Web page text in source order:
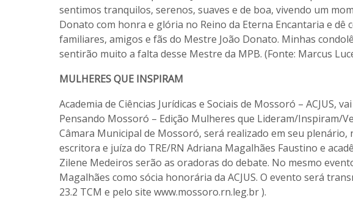
sentimos tranquilos, serenos, suaves e de boa, vivendo um
Donato com honra e glória no Reino da Eterna Encantaria e dê
familiares, amigos e fãs do Mestre João Donato. Minhas
sentirão muito a falta desse Mestre da MPB. (Fonte: Marcus
MULHERES QUE INSPIRAM
Academia de Ciências Jurídicas e Sociais de Mossoró – ACJUS,
Pensando Mossoró – Edição Mulheres que Lideram/Inspiram/
Câmara Municipal de Mossoró, será realizado em seu plenário,
escritora e juíza do TRE/RN Adriana Magalhães Faustino e
Zilene Medeiros serão as oradoras do debate. No mesmo
Magalhães como sócia honorária da ACJUS. O evento será
23.2 TCM e pelo site www.mossoro.rn.leg.br ).